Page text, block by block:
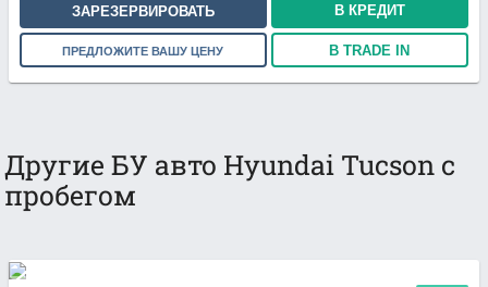
ЗАРЕЗЕРВИРОВАТЬ В КРЕДИТ
ПРЕДЛОЖИТЕ ВАШУ ЦЕНУ В TRADE IN
Другие БУ авто Hyundai Tucson с
пробегом